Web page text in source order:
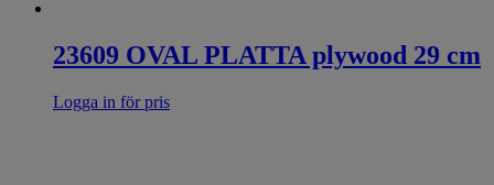
23609 OVAL PLATTA plywood 29 cm
Logga in för pris